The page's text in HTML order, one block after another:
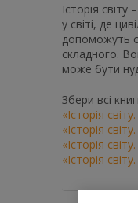
Історія
у світі, де
допоможуть
складного.
може бути
Збери всі
«Історія
«Історія
«Історія
«Історія